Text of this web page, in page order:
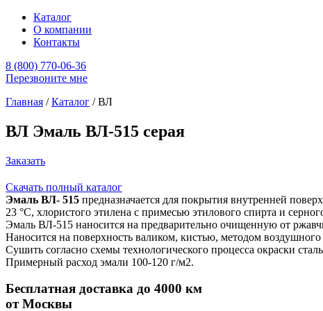
Каталог
О компании
Контакты
8 (800) 770-06-36
Перезвоните мне
Главная /Каталог /ВЛ
ВЛ Эмаль ВЛ-515 серая
Заказать
Скачать полный каталог
Эмаль ВЛ- 515 предназначается для покрытия внутренней
23 °С, хлористого этилена с примесью этилового спирта и
Эмаль ВЛ-515 наносится на предварительно очищенную от
Наносится на поверхность валиком, кистью, методом
Сушить согласно схемы технологического процесса окраски
Примерный расход эмали 100-120 г/м2.
Бесплатная доставка до 4000 км
от Москвы